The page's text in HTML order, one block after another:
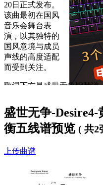
20日正式发布。
该曲最初在国风
音乐会舞台表
演，以其独特的
国风意境与成员
声线的高度适配
而受到关注。
歌词下方是 盛世无争钢琴谱
盛世无争歌词：
江：
李：
亟欲他改头换面 脱胎与换骨
盛世无争-
衡五线谱预览 ( 共2
上传曲谱